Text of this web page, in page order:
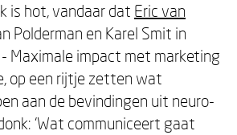
is hot, vandaar dat Eric van
Polderman en Karel Smit in
- Maximale impact met marketing
op een rijtje zetten wat
aan de bevindingen uit neuro-
‘Wat communiceert gaat